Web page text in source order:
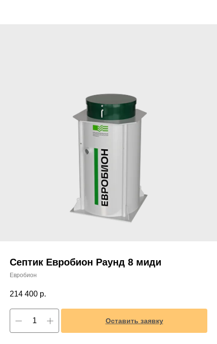
Септик Евробион Раунд 8 миди
Евробион
214 400 р.
Оставить заявку